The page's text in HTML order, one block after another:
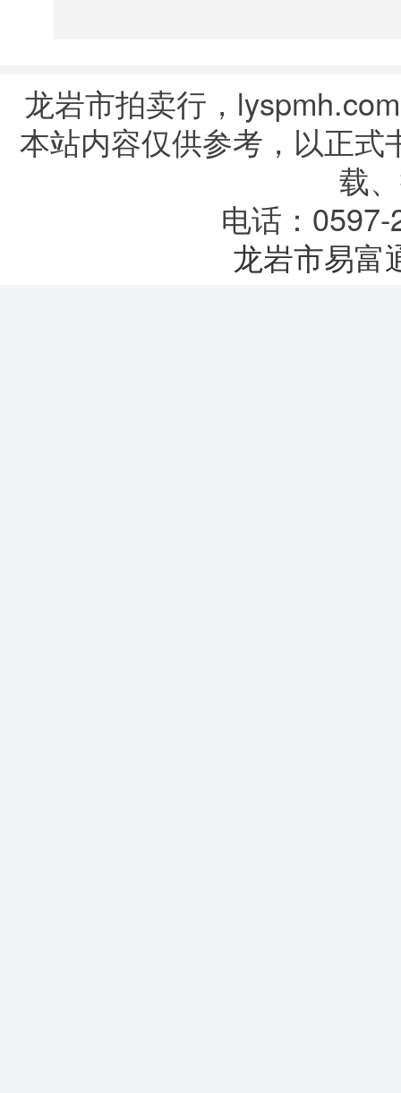
龙岩市拍卖行，
本站内容仅供参考，以正
载
电话：
龙岩市易富